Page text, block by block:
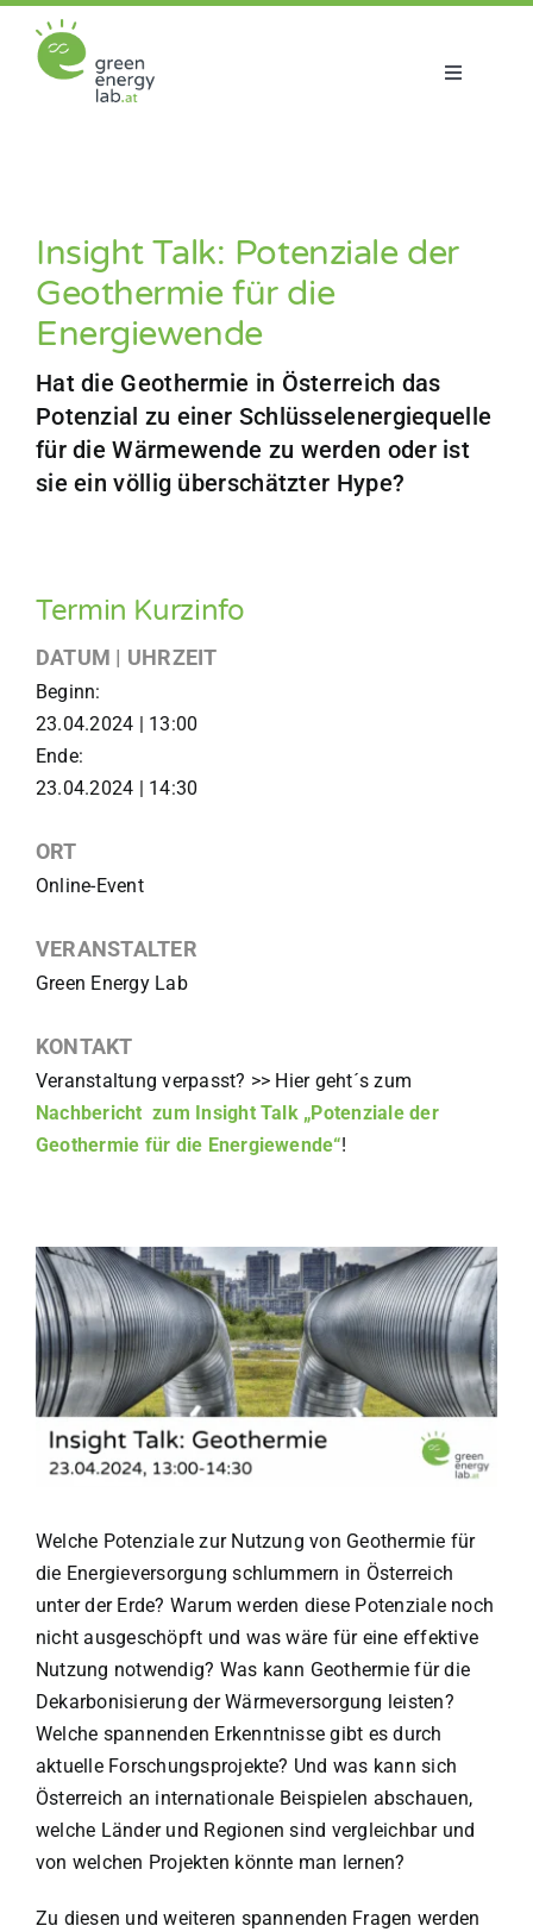
Inhalt
springen
Toggle
Aktuelles
Netzwerk
Insight Talk: Potenziale der
Geothermie für die
Energiewende
Hat die Geothermie in Österreich das
Potenzial zu einer Schlüsselenergiequelle
für die Wärmewende zu werden oder ist
sie ein völlig überschätzter Hype?
Termin Kurzinfo
DATUM | UHRZEIT
Beginn:
23.04.2024 | 13:00
Ende:
23.04.2024 | 14:30
ORT
Online-Event
VERANSTALTER
Green Energy Lab
KONTAKT
Veranstaltung verpasst? >> Hier geht´s zum
Nachbericht zum Insight Talk „Potenziale der
Geothermie für die Energiewende“!
Welche Potenziale zur Nutzung von Geothermie für
die Energieversorgung schlummern in Österreich
unter der Erde? Warum werden diese Potenziale noch
nicht ausgeschöpft und was wäre für eine effektive
Nutzung notwendig? Was kann Geothermie für die
Dekarbonisierung der Wärmeversorgung leisten?
Welche spannenden Erkenntnisse gibt es durch
aktuelle Forschungsprojekte? Und was kann sich
Österreich an internationale Beispielen abschauen,
welche Länder und Regionen sind vergleichbar und
von welchen Projekten könnte man lernen?
Zu diesen und weiteren spannenden Fragen werden